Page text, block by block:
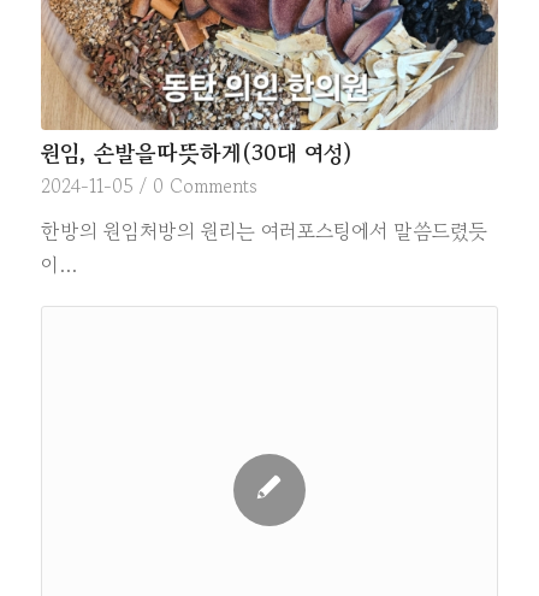
원임, 손발을따뜻하게(30대 여성)
2024-11-05 / 0 Comments
한방의 원임처방의 원리는 여러포스팅에서 말씀드렸듯
이…